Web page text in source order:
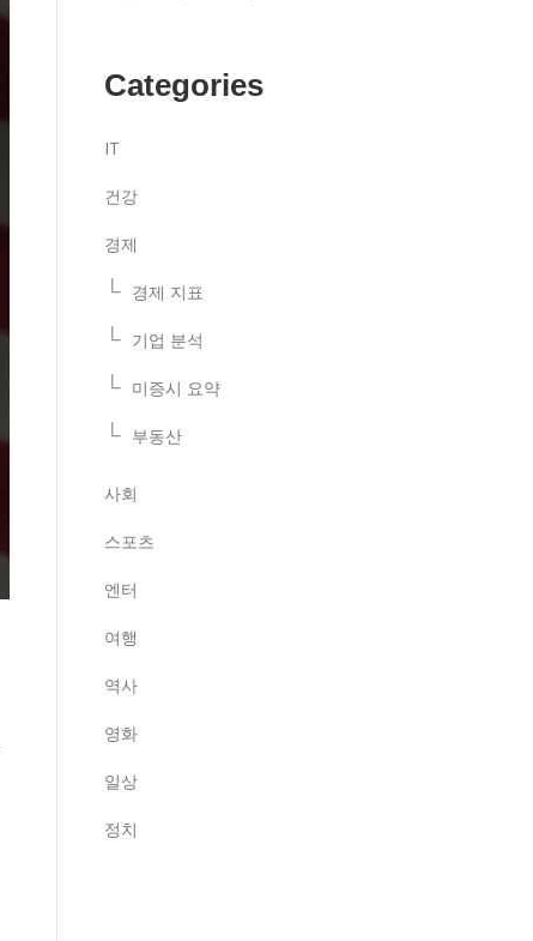
Categories
IT
건강
경제
경제 지표
기업 분석
미증시 요약
부동산
사회
스포츠
엔터
여행
역사
영화
일상
정치